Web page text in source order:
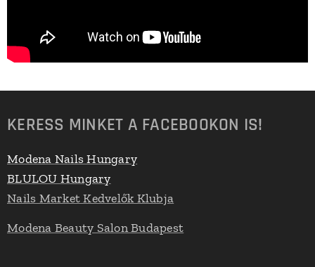
KERESS MINKET A FACEBOOKON IS!
Modena Nails Hungary
BLULOU Hungary
Nails Market Kedvelők Klubja
Modena Beauty Salon Budapest